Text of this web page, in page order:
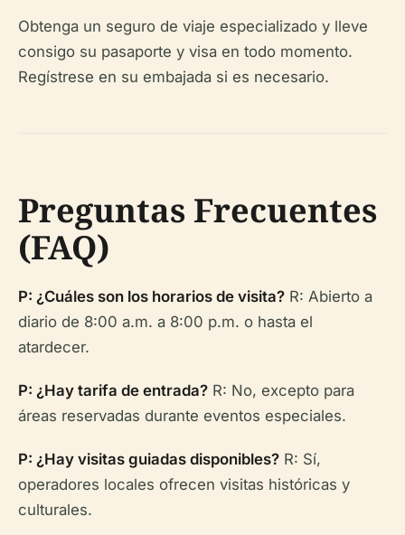
Obtenga un seguro de viaje especializado y lleve
consigo su pasaporte y visa en todo momento.
Regístrese en su embajada si es necesario.
Preguntas Frecuentes
(FAQ)
P: ¿Cuáles son los horarios de visita? R: Abierto a
diario de 8:00 a.m. a 8:00 p.m. o hasta el
atardecer.
P: ¿Hay tarifa de entrada? R: No, excepto para
áreas reservadas durante eventos especiales.
P: ¿Hay visitas guiadas disponibles? R: Sí,
operadores locales ofrecen visitas históricas y
culturales.